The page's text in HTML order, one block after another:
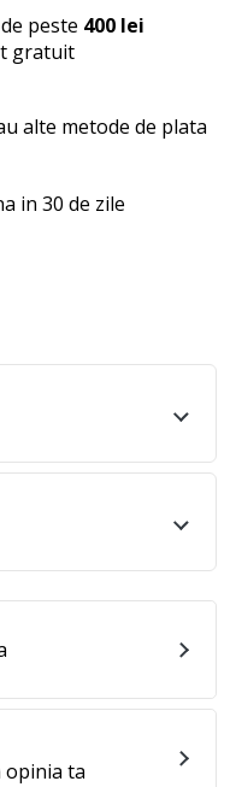
peste 400 lei
gratuit
alte metode de plata
in 30 de zile
opinia ta